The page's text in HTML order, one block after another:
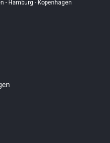
- Hamburg - Kopenhagen